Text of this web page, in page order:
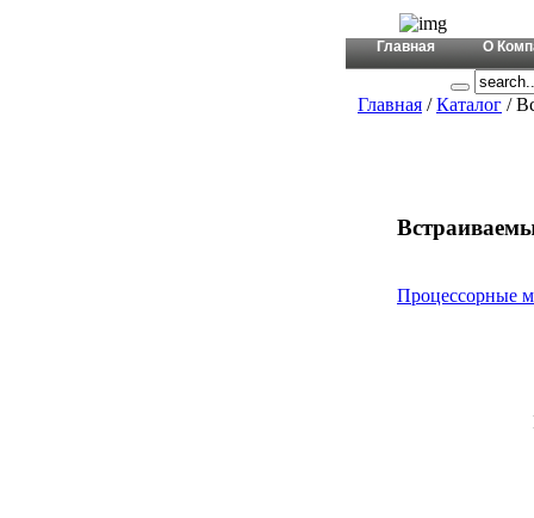
Главная О
Главная /Каталог /
Процессорные